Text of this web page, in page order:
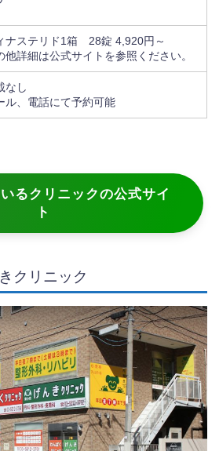
ナステリド1箱 28錠 4,920円～
他詳細は公式サイトを参照ください。
なし
ル、電話にて予約可能
るクリニックの公式サイ
ト
クリニック